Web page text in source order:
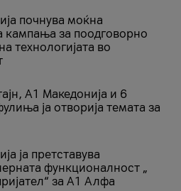
почнува моќна
кампања за поодговорно
технологијата во
A1 Македонија и 6
ја отворија темата за
ја претставува
функционалност „
за А1 Алфа